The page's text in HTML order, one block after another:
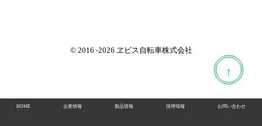
HOME 企業情報 製品情報 採用情報 お問い合わせ
© 2016 -2026 ヱビス自転車株式会社
↑